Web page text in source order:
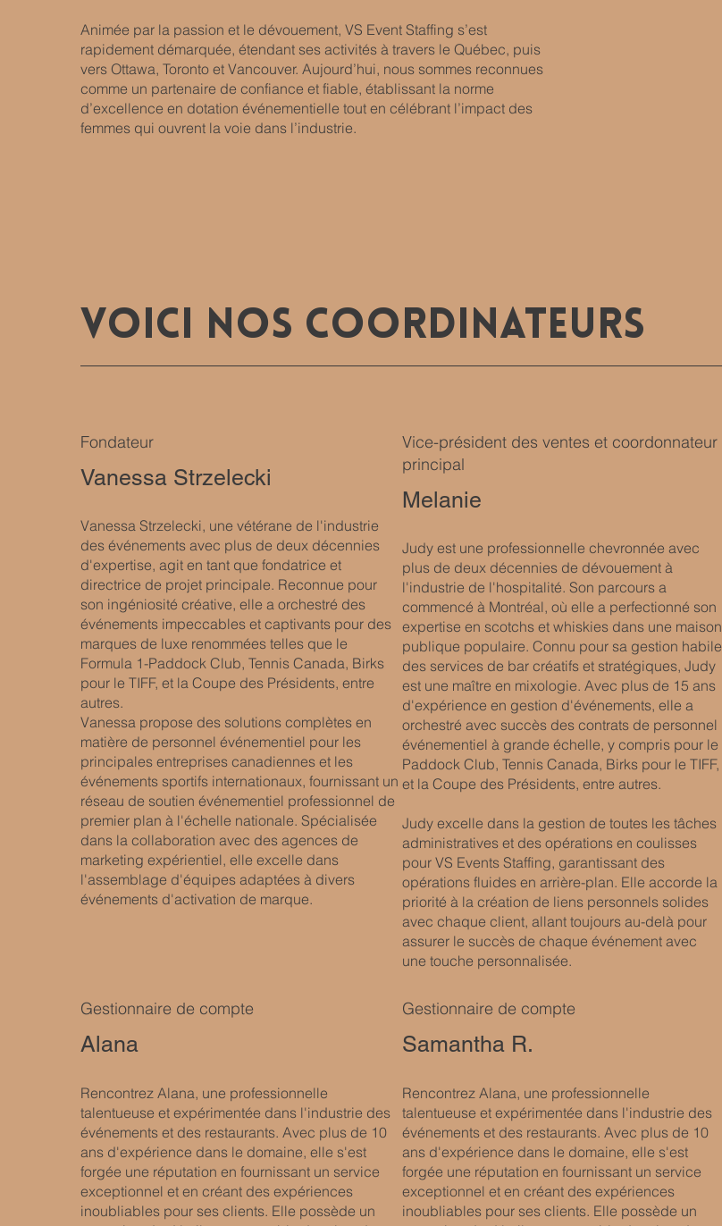
Voici nos coordinateurs
Fondateur
Vanessa Strzelecki
Vanessa Strzelecki, une vétérane de l'industrie
des événements avec plus de deux décennies
d'expertise, agit en tant que fondatrice et
directrice de projet principale. Reconnue pour
son ingéniosité créative, elle a orchestré des
événements impeccables et captivants pour des
marques de luxe renommées telles que le
Formula 1-Paddock Club, Tennis Canada, Birks
pour le TIFF, et la Coupe des Présidents, entre
autres.
Vanessa propose des solutions complètes en
matière de personnel événementiel pour les
principales entreprises canadiennes et les
événements sportifs internationaux, fournissant un
réseau de soutien événementiel professionnel de
premier plan à l'échelle nationale. Spécialisée
dans la collaboration avec des agences de
marketing expérientiel, elle excelle dans
l'assemblage d'équipes adaptées à divers
événements d'activation de marque.
Vice-président des ventes et coordonnateur
principal
Melanie
Judy est une professionnelle chevronnée avec
plus de deux décennies de dévouement à
l'industrie de l'hospitalité. Son parcours a
commencé à Montréal, où elle a perfectionné son
expertise en scotchs et whiskies dans une maison
publique populaire. Connu pour sa gestion habile
des services de bar créatifs et stratégiques, Judy
est une maître en mixologie. Avec plus de 15 ans
d'expérience en gestion d'événements, elle a
orchestré avec succès des contrats de personnel
événementiel à grande échelle, y compris pour le
Paddock Club, Tennis Canada, Birks pour le TIFF,
et la Coupe des Présidents, entre autres.
Judy excelle dans la gestion de toutes les tâches
administratives et des opérations en coulisses
pour VS Events Staffing, garantissant des
opérations fluides en arrière-plan. Elle accorde la
priorité à la création de liens personnels solides
avec chaque client, allant toujours au-delà pour
assurer le succès de chaque événement avec
une touche personnalisée.
Gestionnaire de compte
Alana
Rencontrez Alana, une professionnelle
talentueuse et expérimentée dans l'industrie des
événements et des restaurants. Avec plus de 10
ans d'expérience dans le domaine, elle s'est
forgée une réputation en fournissant un service
exceptionnel et en créant des expériences
inoubliables pour ses clients. Elle possède un
Gestionnaire de compte
Samantha R.
Rencontrez Alana, une professionnelle
talentueuse et expérimentée dans l'industrie des
événements et des restaurants. Avec plus de 10
ans d'expérience dans le domaine, elle s'est
forgée une réputation en fournissant un service
exceptionnel et en créant des expériences
inoubliables pour ses clients. Elle possède un
Animée par la passion et le dévouement, VS Event Staffing s’est
rapidement démarquée, étendant ses activités à travers le Québec, puis
vers Ottawa, Toronto et Vancouver. Aujourd’hui, nous sommes reconnues
comme un partenaire de confiance et fiable, établissant la norme
d’excellence en dotation événementielle tout en célébrant l’impact des
femmes qui ouvrent la voie dans l’industrie.